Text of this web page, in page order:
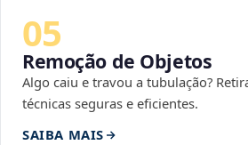
05
Remoção de Objetos
Algo caiu e travou a tubulação?
técnicas seguras e eficientes.
SAIBA MAIS